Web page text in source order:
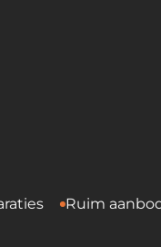
Ruim aanbod & snel